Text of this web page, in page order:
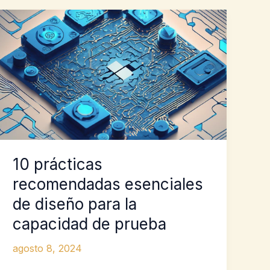
10 prácticas
recomendadas esenciales
de diseño para la
capacidad de prueba
agosto 8, 2024